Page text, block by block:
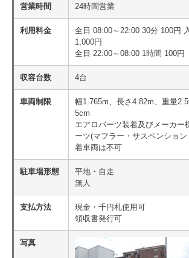
営業時間 24時間営業
利用料金
全日 08:00～22:00 30分 100円
1,000円
全日 22:00～08:00 1時間 100円
収容台数 4台
車両制限
幅1.765m、長さ4.82m、重量
5cm
エアロパーツ装着及びメーカー
ーツ(マフラー・サスペンショ
着車両は不可
駐車場形態
平地・自走
無人
支払方法
現金・千円札使用可
領収書発行可
写真